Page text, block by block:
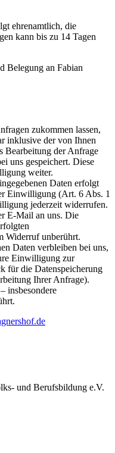
ehrenamtlich, die
kann bis zu 14 Tagen
Belegung an Fabian
zukommen lassen,
inklusive der von Ihnen
Bearbeitung der Anfrage
uns gespeichert. Diese
weiter.
Daten erfolgt
Einwilligung (Art. 6 Abs. 1
jederzeit widerrufen.
E-Mail an uns. Die
Widerruf unberührt.
Daten verbleiben bei uns,
Einwilligung zur
für die Datenspeicherung
Ihrer Anfrage).
insbesondere
und Berufsbildung e.V.